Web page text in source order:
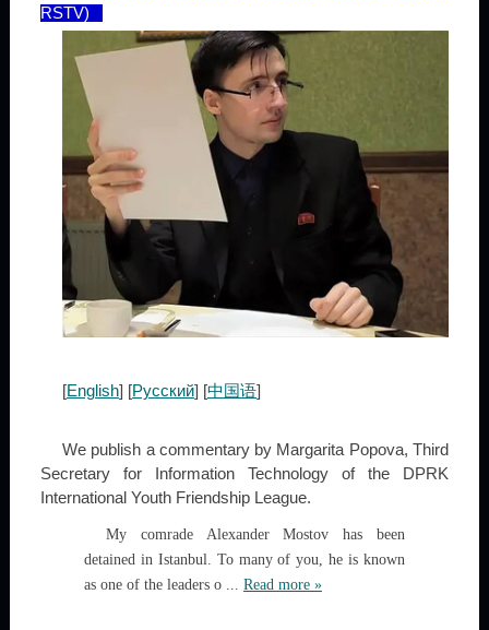
RSTV)
[English] [Русский] [中国语]
We publish a commentary by Margarita Popova, Third
Secretary for Information Technology of the DPRK
International Youth Friendship League.
My comrade Alexander Mostov has been
detained in Istanbul. To many of you, he is known
as one of the leaders o ... Read more »